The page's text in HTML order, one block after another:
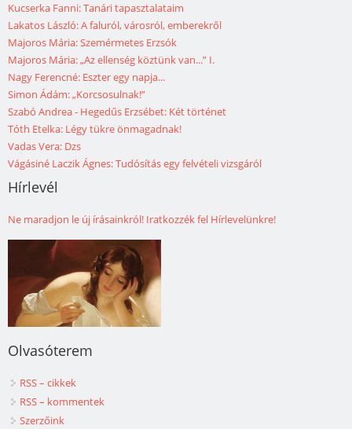
Kucserka Fanni: Tanári tapasztalataim
Lakatos László: A faluról, városról, emberekről
Majoros Mária: Szemérmetes Erzsók
Majoros Mária: „Az ellenség köztünk van...” I.
Nagy Ferencné: Eszter egy napja...
Simon Ádám: „Korcsosulnak!”
Szabó Andrea - Hegedűs Erzsébet: Két történet
Tóth Etelka: Légy tükre önmagadnak!
Vadas Vera: Dzs
Vágásiné Laczik Ágnes: Tudósítás egy felvételi vizsgáról
Hírlevél
Ne maradjon le új írásainkról! Iratkozzék fel Hírlevelünkre!
Olvasóterem
RSS – cikkek
RSS – kommentek
Szerzőink